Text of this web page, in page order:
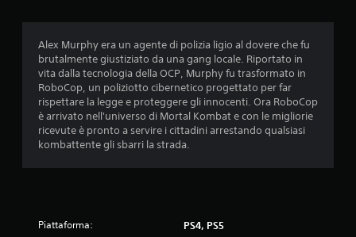
d
i
a
d
i
4
Alex Murphy era un agente di polizia ligio al dovere che fu
brutalmente giustiziato da una gang locale. Riportato in
vita dalla tecnologia della OCP, Murphy fu trasformato in
RoboCop, un poliziotto cibernetico progettato per far
rispettare la legge e proteggere gli innocenti. Ora RoboCop
è arrivato nell'universo di Mortal Kombat e con le migliorie
ricevute è pronto a servire i cittadini arrestando qualsiasi
kombattente gli sbarri la strada.
Piattaforma: PS4, PS5